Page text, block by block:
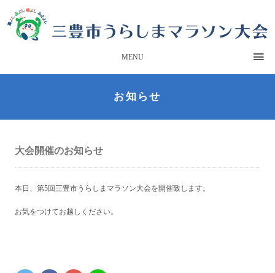
MENU
お知らせ
大会開催のお知らせ
本日、第5回三豊市うらしまマラソン大会を開催致します。
お気をつけてお越しください。